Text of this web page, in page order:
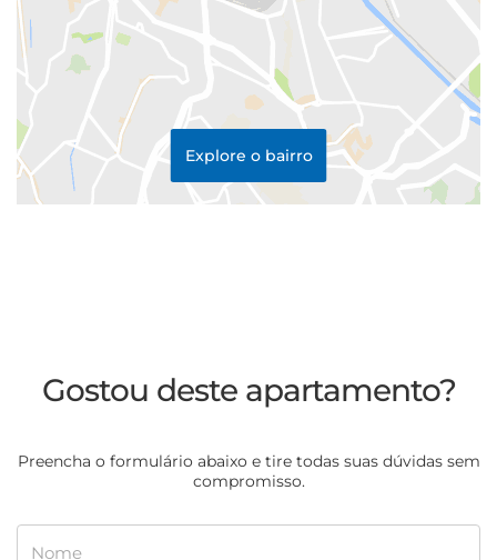
Explore o bairro
Gostou deste apartamento?
Preencha o formulário abaixo e tire todas suas dúvidas sem
compromisso.